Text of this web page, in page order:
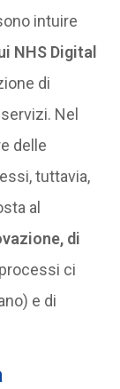
intuire
NHS Digital
di
Nel
delle
tuttavia,
al
di
ci
e di